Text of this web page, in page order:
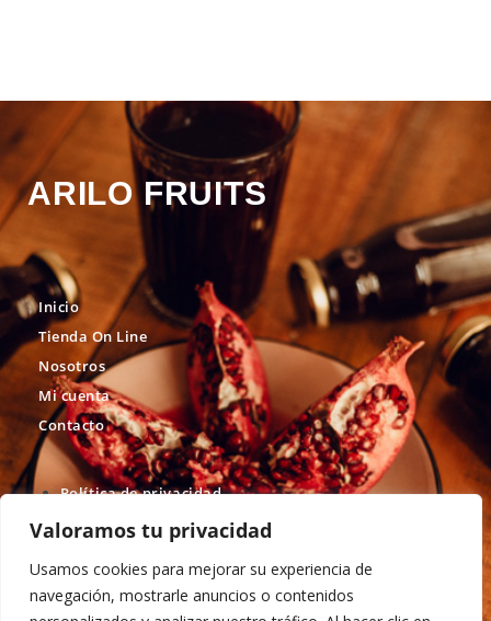
Valoramos tu privacidad
Usamos cookies para mejorar su experiencia de
navegación, mostrarle anuncios o contenidos
ARILO FRUITS
Inicio
Tienda On Line
Nosotros
Mi cuenta
Contacto
Política de privacidad
Política de cookies
Términos y condiciones de uso
Política de devolución